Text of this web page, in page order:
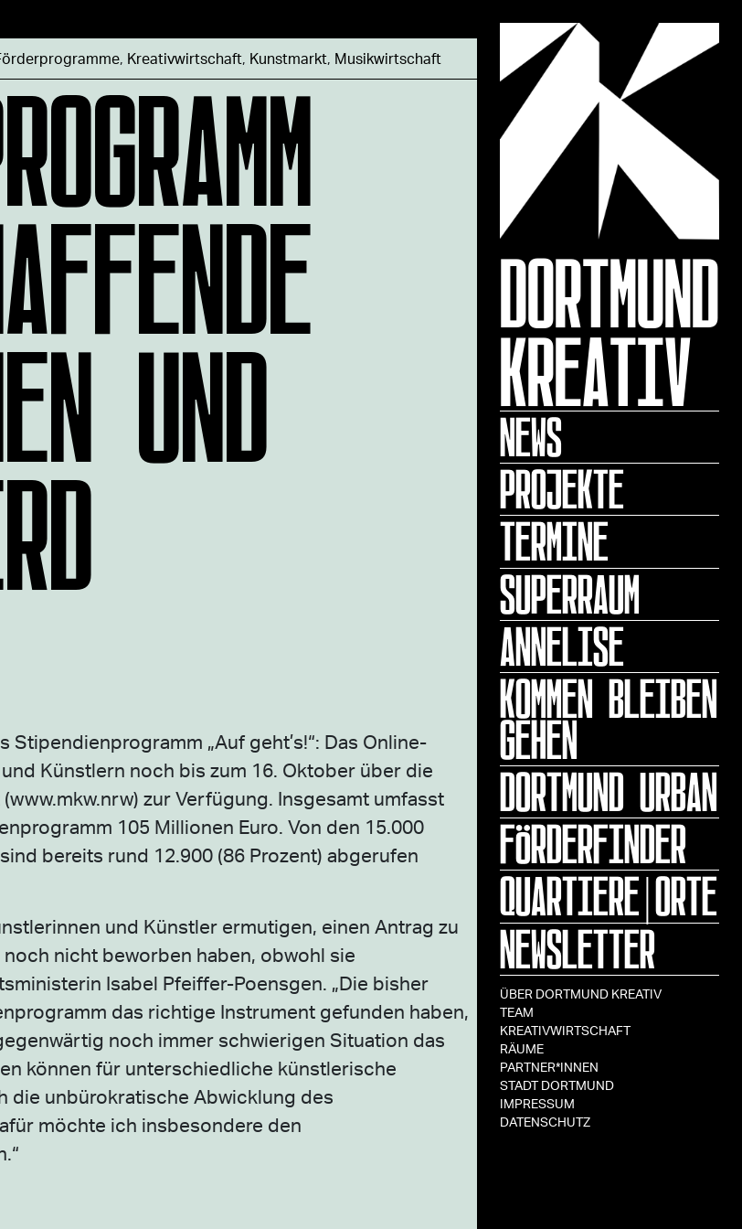
DORTMUND
KREATIV
NEWS
PROJEKTE
TERMINE
SUPERRAUM
ANNELISE
KOMMEN BLEIBEN
GEHEN
DORTMUND URBAN
FÖRDERFINDER
QUARTIERE|ORTE
NEWSLETTER
ÜBER DORTMUND KREATIV
TEAM
KREATIVWIRTSCHAFT
RÄUME
PARTNER*INNEN
STADT DORTMUND
IMPRESSUM
DATENSCHUTZ
, Kreativwirtschaft, Kunstmarkt, Musikwirtschaft
UND
„Auf geht’s!“: Das Online-
Künstlern noch bis zum 16. Oktober über die
zur Verfügung. Insgesamt umfasst
105 Millionen Euro. Von den 15.000
bereits rund 12.900 (86 Prozent) abgerufen
und Künstler ermutigen, einen Antrag zu
nicht beworben haben, obwohl sie
Isabel Pfeiffer-Poensgen. „Die bisher
das richtige Instrument gefunden haben,
noch immer schwierigen Situation das
können für unterschiedliche künstlerische
die unbürokratische Abwicklung des
möchte ich insbesondere den